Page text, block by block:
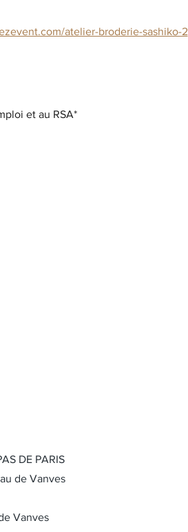
atelier-broderie-sashiko-2
et au RSA*
DE PARIS
de Vanves
Vanves